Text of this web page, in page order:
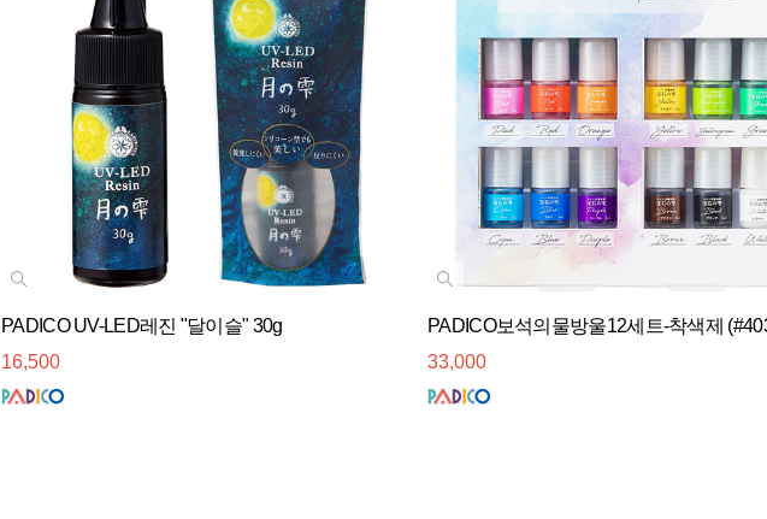
PADICO UV-LED레진 "달이슬" 30g
16,500
PADICO보석의물방울12세트-착색제
33,000